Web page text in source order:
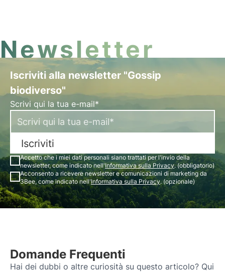
Newsletter
Iscriviti alla newsletter "Gossip
biodiverso"
Scrivi qui la tua e-mail*
Iscriviti
Accetto che i miei dati personali siano trattati per l'invio della
newsletter, come indicato nell'Informativa sulla Privacy. (obbligatorio)
Acconsento a ricevere newsletter e comunicazioni di marketing da
3Bee, come indicato nell'Informativa sulla Privacy. (opzionale)
Domande Frequenti
Hai dei dubbi o altre curiosità su questo articolo? Qui